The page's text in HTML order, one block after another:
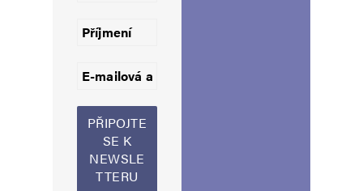
Informujte mě o nových komentářích e-mailem.
Alternative: